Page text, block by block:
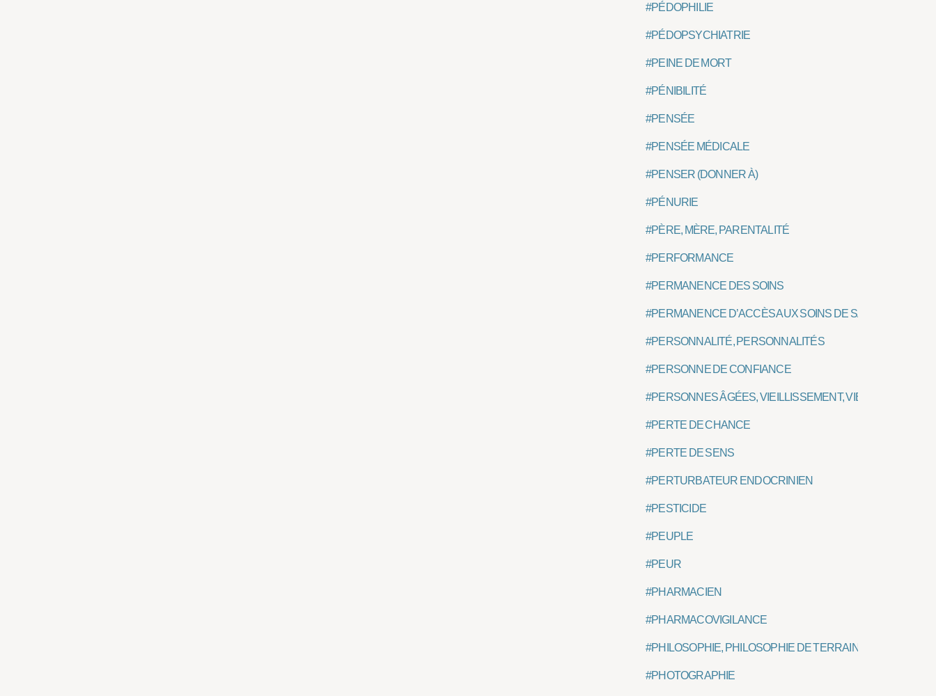
#PÉDOPHILIE
#PÉDOPSYCHIATRIE
#PEINE DE MORT
#PÉNIBILITÉ
#PENSÉE
#PENSÉE MÉDICALE
#PENSER (DONNER À)
#PÉNURIE
#PÈRE, MÈRE, PARENTALITÉ
#PERFORMANCE
#PERMANENCE DES SOINS
#PERMANENCE D’ACCÈS AUX SOINS DE SANTÉ, PASS
#PERSONNALITÉ, PERSONNALITÉS
#PERSONNE DE CONFIANCE
#PERSONNES ÂGÉES, VIEILLISSEMENT, VIEILLESSE
#PERTE DE CHANCE
#PERTE DE SENS
#PERTURBATEUR ENDOCRINIEN
#PESTICIDE
#PEUPLE
#PEUR
#PHARMACIEN
#PHARMACOVIGILANCE
#PHILOSOPHIE, PHILOSOPHIE DE TERRAIN
#PHOTOGRAPHIE